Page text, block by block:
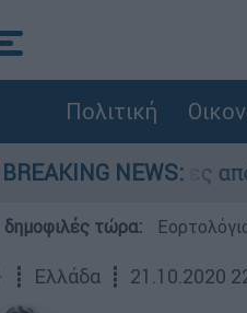
Πολιτική
BREAKING NEWS:
από τη
δημοφιλές τώρα:
┋ Ελλάδα ┋ 21.10.2020